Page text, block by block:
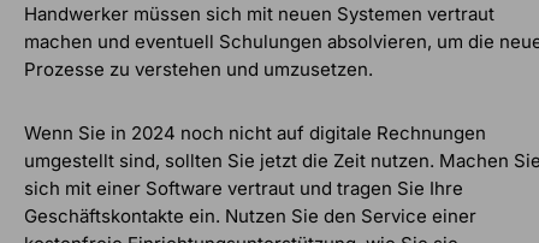
Handwerker müssen sich mit neuen Systemen vertraut
machen und eventuell Schulungen absolvieren, um die
Prozesse zu verstehen und umzusetzen.
Wenn Sie in 2024 noch nicht auf digitale Rechnungen
umgestellt sind, sollten Sie jetzt die Zeit nutzen. Machen
sich mit einer Software vertraut und tragen Sie Ihre
Geschäftskontakte ein. Nutzen Sie den Service einer